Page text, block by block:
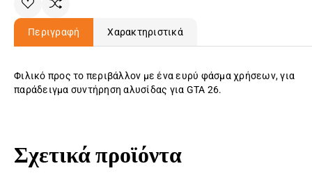
Περιγραφή Χαρακτηριστικά
Φιλικό προς το περιβάλλον με ένα ευρύ φάσμα χρήσεων, για
παράδειγμα συντήρηση αλυσίδας για GTA 26.
Σχετικά προϊόντα